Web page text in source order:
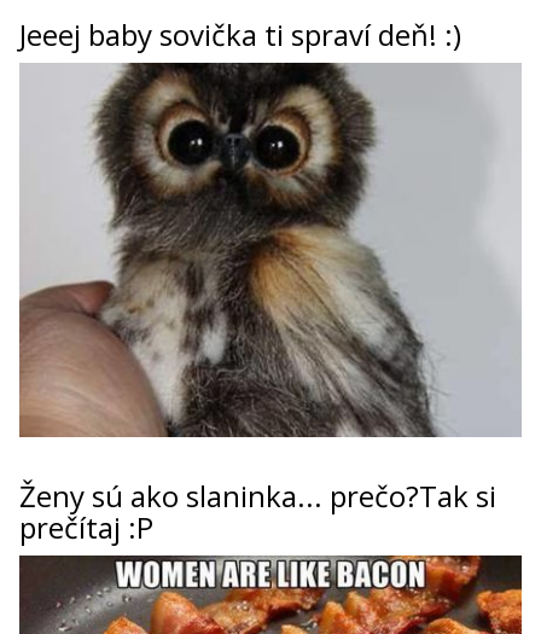
Jeeej baby sovička ti spraví deň! :)
ženy sú ako slaninka... prečo?Tak si
prečítaj :P